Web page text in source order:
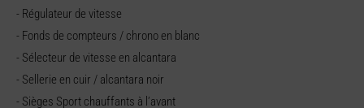
- Régulateur de vitesse
- Fonds de compteurs / chrono en blanc
- Sélecteur de vitesse en alcantara
- Sellerie en cuir / alcantara noir
- Sièges Sport chauffants à l’avant